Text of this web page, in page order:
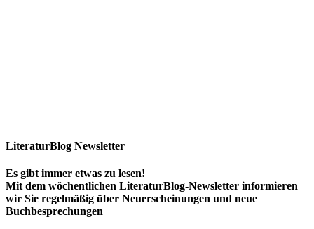
LiteraturBlog Newsletter
Es gibt immer etwas zu lesen!
Mit dem wöchentlichen LiteraturBlog-Newsletter informieren
wir Sie regelmäßig über Neuerscheinungen und neue
Buchbesprechungen